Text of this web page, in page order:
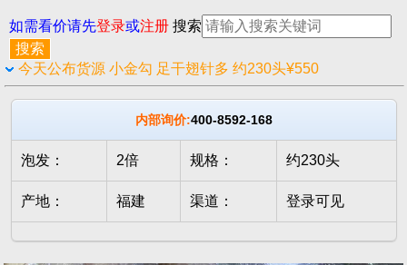
如需看价请先登录或注册 搜索
今天公布货源 小金勾 足干翅针多 约230头¥550
内部询价:400-8592-168
泡发： 2倍 规格： 约230头
产地： 福建 渠道： 登录可见